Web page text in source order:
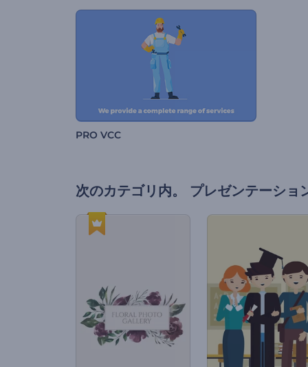
PRO VCC
次のカテゴリ内。 プレゼンテーショ